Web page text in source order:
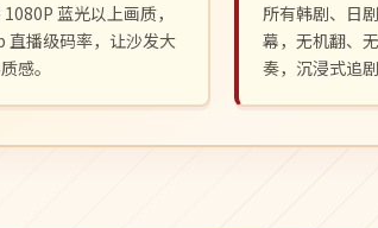
蓝光以上画质，
直播级码率，让沙发大
感。
所有韩剧、日
幕，无机翻、
奏，沉浸式追剧